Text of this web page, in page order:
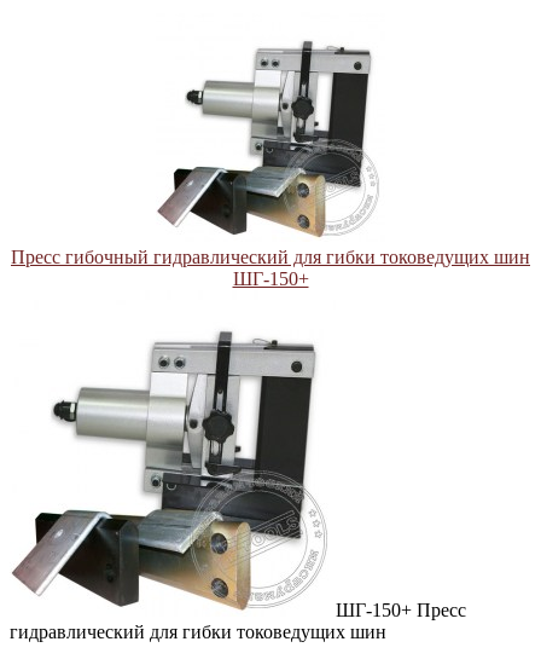
Пресс гибочный гидравлический для гибки токоведущих шин
ШГ-150+
ШГ-150+ Пресс
гидравлический для гибки токоведущих шин